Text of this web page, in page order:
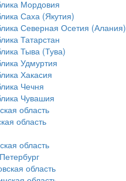
Мордовия
Саха (Якутия)
Северная Осетия (Алания)
Татарстан
Тыва (Тува)
Удмуртия
Хакасия
Чечня
Чувашия
область
область
область
область